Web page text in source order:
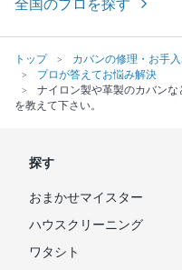
全国のプロを探す
トップ カバンの修理・お手
プロが答えてお悩み解決
ナイロン製や革製のカバン
を教えて下さい。
探す
おまかせマイスター
ハウスクリーニング
ワタシト